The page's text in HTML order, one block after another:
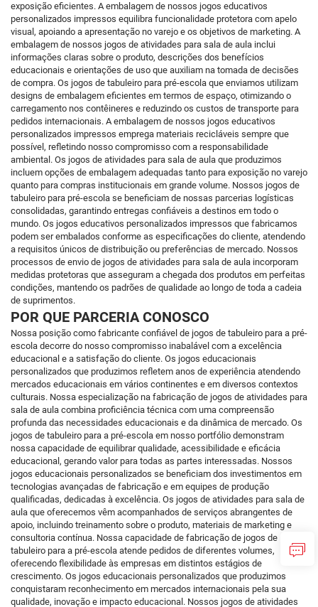
exposição eficientes. A embalagem de nossos jogos educativos
personalizados impressos equilibra funcionalidade protetora com apelo
visual, apoiando a apresentação no varejo e os objetivos de marketing. A
embalagem de nossos jogos de atividades para sala de aula inclui
informações claras sobre o produto, descrições dos benefícios
educacionais e orientações de uso que auxiliam na tomada de decisões
de compra. Os jogos de tabuleiro para pré-escola que enviamos utilizam
designs de embalagem eficientes em termos de espaço, otimizando o
carregamento nos contêineres e reduzindo os custos de transporte para
pedidos internacionais. A embalagem de nossos jogos educativos
personalizados impressos emprega materiais recicláveis sempre que
possível, refletindo nosso compromisso com a responsabilidade
ambiental. Os jogos de atividades para sala de aula que produzimos
incluem opções de embalagem adequadas tanto para exposição no varejo
quanto para compras institucionais em grande volume. Nossos jogos de
tabuleiro para pré-escola se beneficiam de nossas parcerias logísticas
consolidadas, garantindo entregas confiáveis a destinos em todo o
mundo. Os jogos educativos personalizados impressos que fabricamos
podem ser embalados conforme as especificações do cliente, atendendo
a requisitos únicos de distribuição ou preferências de mercado. Nossos
processos de envio de jogos de atividades para sala de aula incorporam
medidas protetoras que asseguram a chegada dos produtos em perfeitas
condições, mantendo os padrões de qualidade ao longo de toda a cadeia
de suprimentos.
POR QUE PARCERIA CONOSCO
Nossa posição como fabricante confiável de jogos de tabuleiro para a pré-
escola decorre do nosso compromisso inabalável com a excelência
educacional e a satisfação do cliente. Os jogos educacionais
personalizados que produzimos refletem anos de experiência atendendo
mercados educacionais em vários continentes e em diversos contextos
culturais. Nossa especialização na fabricação de jogos de atividades para
sala de aula combina proficiência técnica com uma compreensão
profunda das necessidades educacionais e da dinâmica de mercado. Os
jogos de tabuleiro para a pré-escola em nosso portfólio demonstram
nossa capacidade de equilibrar qualidade, acessibilidade e eficácia
educacional, gerando valor para todas as partes interessadas. Nossos
jogos educacionais personalizados se beneficiam dos investimentos em
tecnologias avançadas de fabricação e em equipes de produção
qualificadas, dedicadas à excelência. Os jogos de atividades para sala de
aula que oferecemos vêm acompanhados de serviços abrangentes de
apoio, incluindo treinamento sobre o produto, materiais de marketing e
consultoria contínua. Nossa capacidade de fabricação de jogos de
tabuleiro para a pré-escola atende pedidos de diferentes volumes,
oferecendo flexibilidade às empresas em distintos estágios de
crescimento. Os jogos educacionais personalizados que produzimos
conquistaram reconhecimento em mercados internacionais pela sua
qualidade, inovação e impacto educacional. Nossos jogos de atividades